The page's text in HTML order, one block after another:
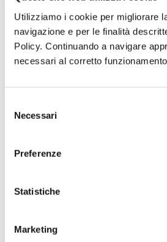
Utilizziamo i cookie per migliorare
navigazione e per le finalità
Policy. Continuando a navigare
necessari al corretto
delNecessari
Preferenze
Statistiche
Marketing
Matera
Il 18 e 19 novembre 2025, BV Hotels &
Matera per partecipare al ROOTS –